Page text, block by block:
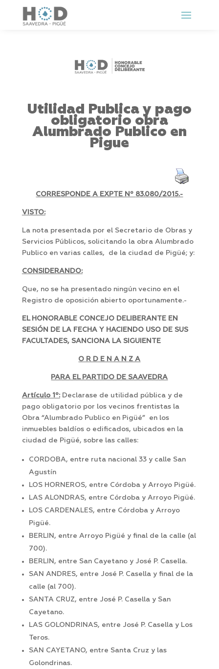
Utilidad Publica y pago
obligatorio obra
Alumbrado Publico en
Pigue
CORRESPONDE A EXPTE Nº 83.080/2015.-
VISTO:
La nota presentada por el Secretario de Obras y
Servicios Públicos, solicitando la obra Alumbrado
Publico en varias calles, de la ciudad de Pigüé; y:
CONSIDERANDO:
Que, no se ha presentado ningún vecino en el
Registro de oposición abierto oportunamente.-
EL HONORABLE CONCEJO DELIBERANTE EN
SESIÓN DE LA FECHA Y HACIENDO USO DE SUS
FACULTADES, SANCIONA LA SIGUIENTE
O R D E N A N Z A
PARA EL PARTIDO DE SAAVEDRA
Artículo 1º:Declarase de utilidad pública y de
pago obligatorio por los vecinos frentistas la
Obra “Alumbrado Publico en Pigüé” en los
inmuebles baldíos o edificados, ubicados en la
ciudad de Pigüé, sobre las calles:
CORDOBA, entre ruta nacional 33 y calle San
Agustín
LOS HORNEROS, entre Córdoba y Arroyo Pigüé.
LAS ALONDRAS, entre Córdoba y Arroyo Pigüé.
LOS CARDENALES, entre Córdoba y Arroyo
Pigüé.
BERLIN, entre Arroyo Pigüé y final de la calle (al
700).
BERLIN, entre San Cayetano y José P. Casella.
SAN ANDRES, entre José P. Casella y final de la
calle (al 700).
SANTA CRUZ, entre José P. Casella y San
Cayetano.
LAS GOLONDRINAS, entre José P. Casella y Los
Teros.
SAN CAYETANO, entre Santa Cruz y las
Golondrinas.